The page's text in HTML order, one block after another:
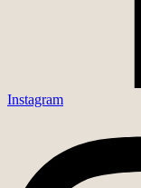
Instagram